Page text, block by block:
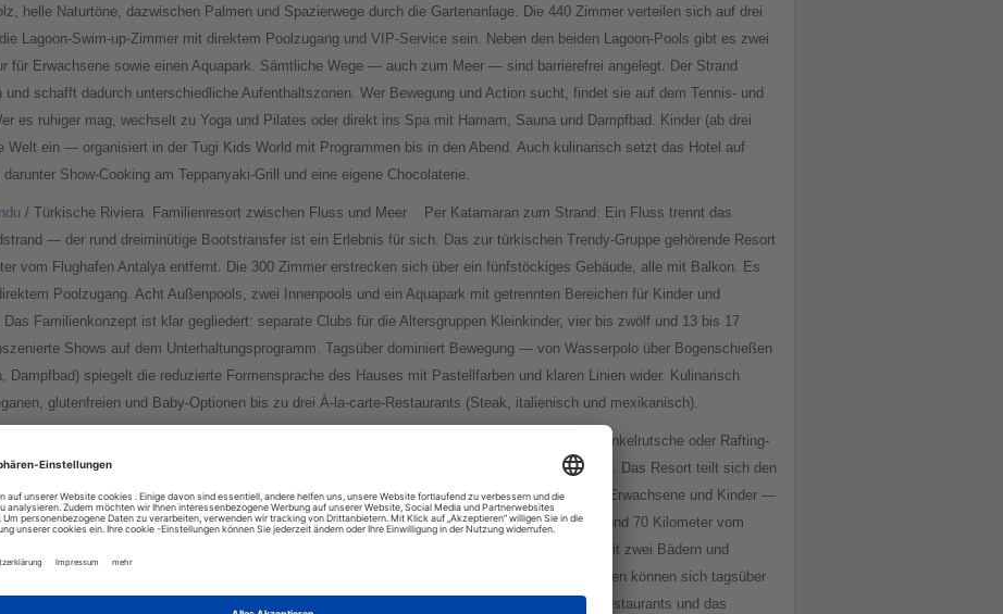
helle Naturtöne, dazwischen Palmen und Spazierwege durch die Gartenanlage. Die 440 Zimmer verteilen sich auf drei
Lagoon-Swim-up-Zimmer mit direktem Poolzugang und VIP-Service sein. Neben den beiden Lagoon-Pools gibt es zwei
für Erwachsene sowie einen Aquapark. Sämtliche Wege — auch zum Meer — sind barrierefrei angelegt. Der Strand
schafft dadurch unterschiedliche Aufenthaltszonen. Wer Bewegung und Action sucht, findet sie auf dem Tennis- und
es ruhiger mag, wechselt zu Yoga und Pilates oder direkt ins Spa mit Hamam, Sauna und Dampfbad. Kinder (ab drei
Welt ein — organisiert in der Tugi Kids World mit Programmen bis in den Abend. Auch kulinarisch setzt das Hotel auf
Show-Cooking am Teppanyaki-Grill und eine eigene Chocolaterie.
/ Türkische Riviera Familienresort zwischen Fluss und Meer
Per Katamaran zum Strand: Ein Fluss trennt das
— der rund dreiminütige Bootstransfer ist ein Erlebnis für sich. Das zur türkischen Trendy-Gruppe gehörende Resort
vom Flughafen Antalya entfernt. Die 300 Zimmer erstrecken sich über ein fünfstöckiges Gebäude, alle mit Balkon. Es
Poolzugang. Acht Außenpools, zwei Innenpools und ein Aquapark mit getrennten Bereichen für Kinder und
Familienkonzept ist klar gegliedert: separate Clubs für die Altersgruppen Kleinkinder, vier bis zwölf und 13 bis 17
Shows auf dem Unterhaltungsprogramm. Tagsüber dominiert Bewegung — von Wasserpolo über Bogenschießen
Dampfbad) spiegelt die reduzierte Formensprache des Hauses mit Pastellfarben und klaren Linien wider. Kulinarisch
glutenfreien und Baby-Optionen bis zu drei À-la-carte-Restaurants (Steak, italienisch und mexikanisch).
Freifallrutsche, geschlossene Dunkelrutsche oder Rafting-
21. Juni mit einem Splash im wahrsten Wortsinn – mit dem riesigen Aquapark Seaden Joyland. Das Resort teilt sich den
Schwesterhotel Seaden Sea World. Insgesamt stehen 20 Rutschen bereit — je zehn für Erwachsene und Kinder —
für die Kleinsten. Das neue Luxushotel liegt am privaten Sand-Kies-Strand bei Manavgat, rund 70 Kilometer vom
verteilen sich auf acht Etagen. Darunter auch Swim-up-Varianten sowie Familienzimmer mit zwei Bädern und
Für Kinder von vier bis zwölf Jahren gibt es einen Mini Club, alle anderen Altersklassen können sich tagsüber
Fitness oder Wasseraerobic vergnügen. Oder im Spa, bevor es Zeit für eines der fünf Restaurants und das